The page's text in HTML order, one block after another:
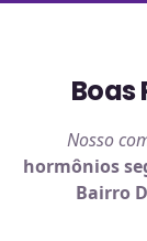
Boas
Nosso
hormônios
Bairro